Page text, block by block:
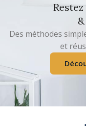
Des méthodes
et